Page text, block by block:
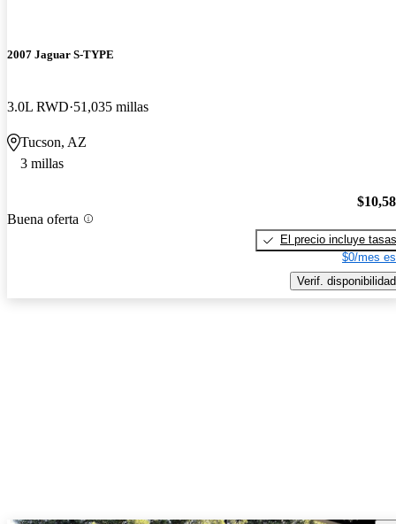
2007 Jaguar S-TYPE
3.0L RWD 51,035 millas
Tucson, AZ
3 millas
Buena oferta
El precio incluye tasas
$0/mes
Verif. disponibilidad